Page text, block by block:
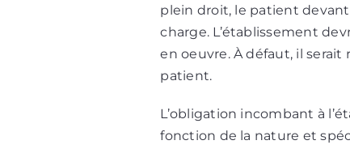
plein droit, le patient
charge. L’établissement
en oeuvre. À défaut, il
patient.
L’obligation incombant à
fonction de la nature et